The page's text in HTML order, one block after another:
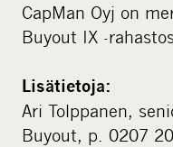
CapMan Oyj on
Buyout IX -
Lisätietoja:
Ari Tolppanen,
Buyout, p. 0207